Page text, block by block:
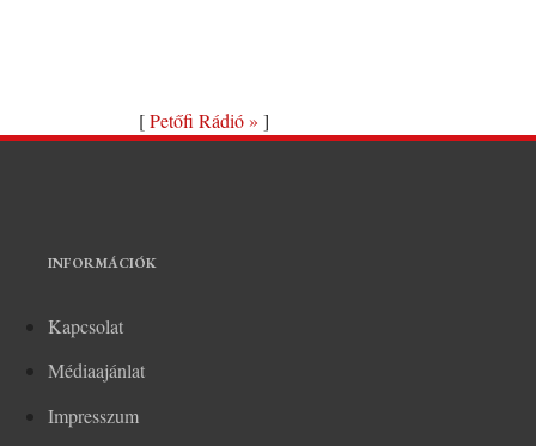
[Petőfi Rádió » ]
INFORMÁCIÓK
Kapcsolat
Médiaajánlat
Impresszum